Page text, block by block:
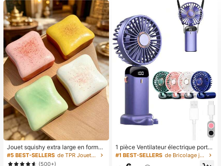
Jouet squishy extra large en forme
de toast, jouet anti-stress super do
ux en beurre de toast, disponible en
#5 BEST-SELLERS
de TPR Jouets amusants et fantaisie pour adolescen
(500+)
1 pièce Ventilateur électrique porta
ble mini, ventilateur portable rechar
geable USB, ventilateur de cou, ve
#1 BEST-SELLERS de Bricolage joyeux dans la cuisine Ustensiles et